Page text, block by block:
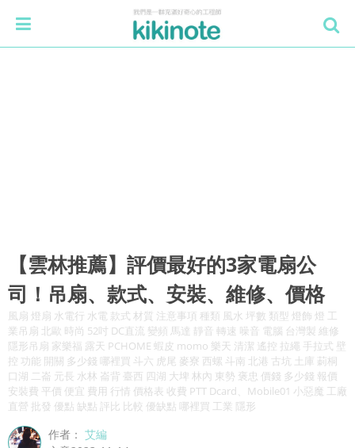
【雲林推薦】評價最好的3家電扇公
司！吊扇、款式、安裝、維修、價格
風扇 燈扇 水電行 水電 款式 材質 注意事項 種類 風水 坪數 類型 燈飾 燈 工
業吊扇 北歐 時尚 52吋 DC直流 變頻 馬達 靜音 轉速 噪音 電腦 台灣製 維修
隱形吊扇 家樂福 露天 PCHOME 蝦皮 momo 樂天 清潔 遙控 拉繩 手拉式 壁
控 功能 開關 多少錢 哪裡買 斗六 虎尾 麥寮 西螺 斗南 北港 古坑 土庫 莿桐
口湖 二崙 元長 水林 崙背 臺西 四湖 大埤 林內 東勢 褒忠 價錢 多少錢 報價
安裝費 平價 便宜 費用 行情 價格表 收費 PTT Dcard、Mobile01 小惡魔 工廠
直營 批發 優點 缺點 評比 比較 優缺點 哪裡買 工業 隱形
作者：艾編